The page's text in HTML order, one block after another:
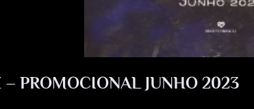
PROMOCIONAL JUNHO 2023